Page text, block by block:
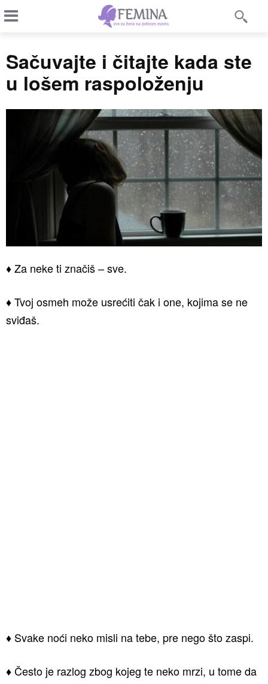
Sačuvajte i čitajte kada ste
u lošem raspoloženju
♦ Za neke ti značiš – sve.
♦ Tvoj osmeh može usrećiti čak i one, kojima se ne
sviđaš.
♦ Svake noći neko misli na tebe, pre nego što zaspi.
♦ Često je razlog zbog kojeg te neko mrzi, u tome da